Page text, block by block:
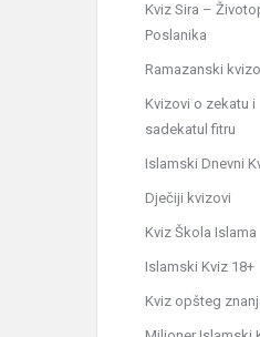
Kviz Sira –
Poslanika
Ramazanski
Kvizovi o zekatu i
sadekatul fitru
Islamski Dnevni
Dječiji kvizovi
Kviz Škola Islama
Islamski Kviz 18+
Kviz opšteg